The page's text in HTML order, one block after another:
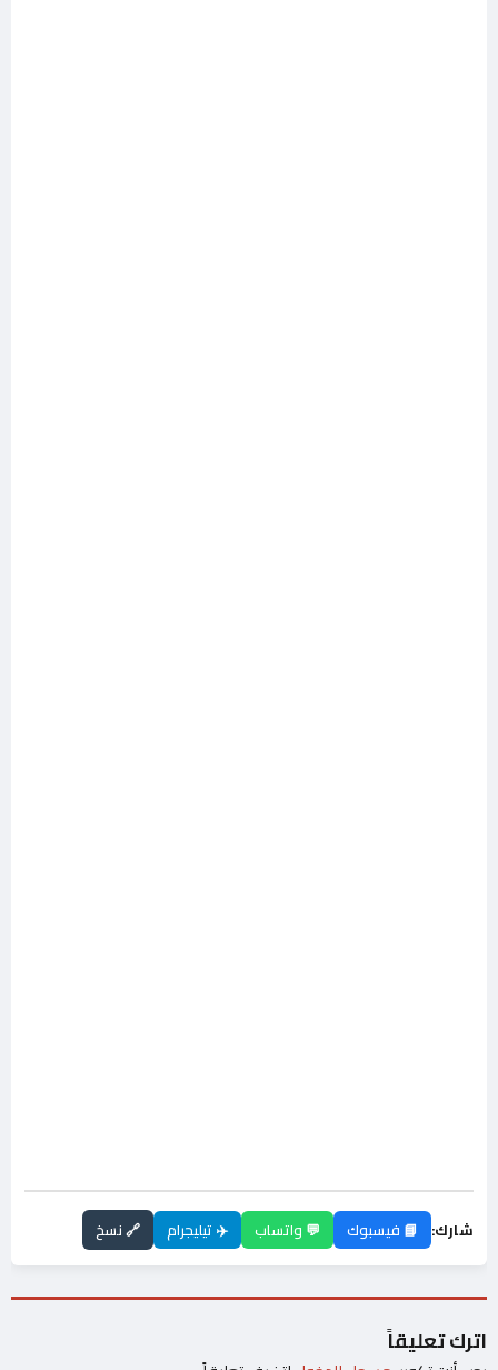
شارك: 📘 فيسبوك 💬 واتساب ✈️ تيليجرام 🔗 نسخ
اترك تعليقاً